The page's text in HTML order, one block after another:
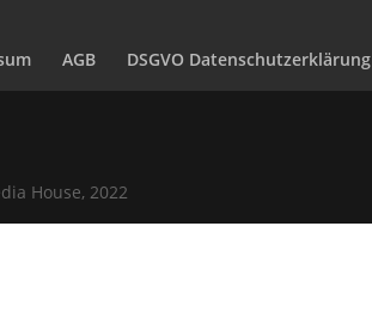
AGB DSGVO Datenschutzerklärung
House, 2022